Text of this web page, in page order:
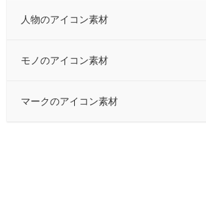
人物のアイコン素材
モノのアイコン素材
マークのアイコン素材